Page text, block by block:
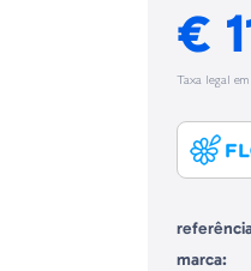
€
Taxa legal
marca: